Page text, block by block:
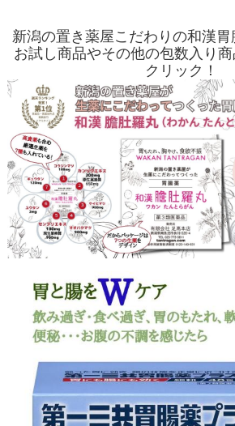
新潟の置き薬屋こだわりの和漢
お試し商品やその他の包数入り
クリック！